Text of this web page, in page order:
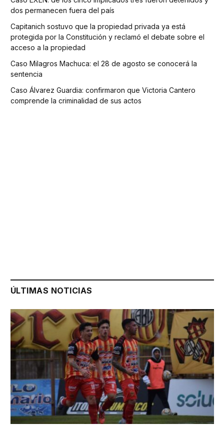
dos permanecen fuera del país
Capitanich sostuvo que la propiedad privada ya está
protegida por la Constitución y reclamó el debate sobre el
acceso a la propiedad
Caso Milagros Machuca: el 28 de agosto se conocerá la
sentencia
Caso Álvarez Guardia: confirmaron que Victoria Cantero
comprende la criminalidad de sus actos
ÚLTIMAS NOTICIAS